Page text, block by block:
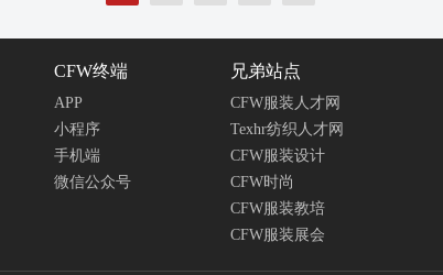
CFW终端
APP
小程序
手机端
微信公众号
兄弟站点
CFW服装人才网
Texhr纺织人才网
CFW服装设计
CFW时尚
CFW服装教培
CFW服装展会